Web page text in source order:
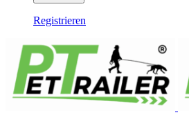
Registrieren
Facebook
YouTube
Instagram